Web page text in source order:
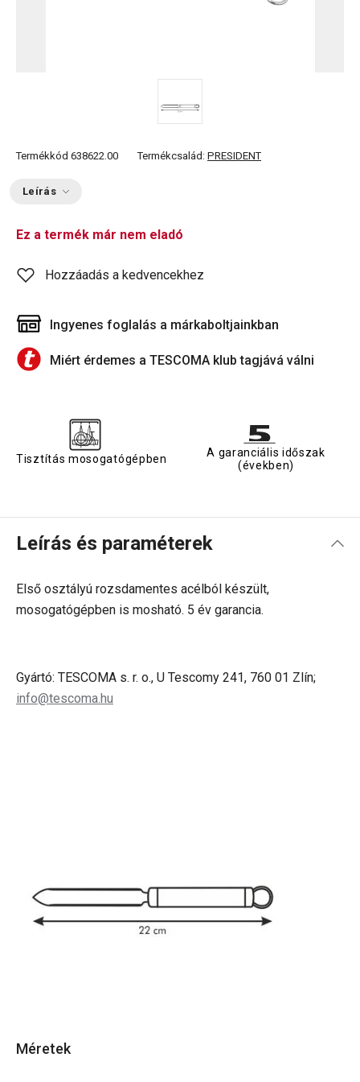
Termékkód 638622.00 Termékcsalád: PRESIDENT
Leírás
Ez a termék már nem eladó
Hozzáadás a kedvencekhez
Ingyenes foglalás a márkaboltjainkban
Miért érdemes a TESCOMA klub tagjává válni
Tisztítás mosogatógépben
A garanciális időszak
(években)
Leírás és paraméterek
Első osztályú rozsdamentes acélból készült,
mosogatógépben is mosható. 5 év garancia.
Gyártó: TESCOMA s. r. o., U Tescomy 241, 760 01 Zlín;
info@tescoma.hu
Méretek